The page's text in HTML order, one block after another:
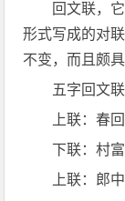
回文联，
形式写成的对
不变，而且颇具
五字回文
上联：春
下联：村
上联：郎